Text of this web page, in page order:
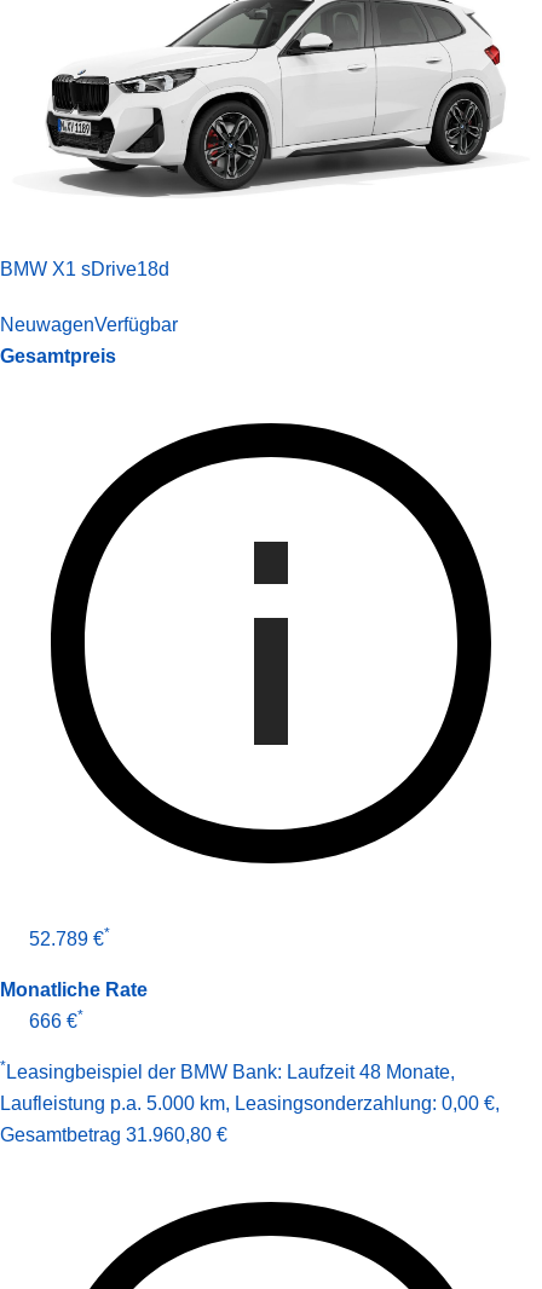
BMW X1 sDrive18d
NeuwagenVerfügbar
Gesamtpreis
52.789 €*
Monatliche Rate
666 €*
* Leasingbeispiel der BMW Bank: Laufzeit 48 Monate,
Laufleistung p.a. 5.000 km, Leasingsonderzahlung: 0,00 €,
Gesamt­betrag 31.960,80 €